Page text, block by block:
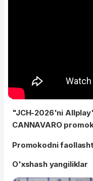
"JCH-2026'ni
CANNAVARO
Promokodni
O'xshash yangiliklar